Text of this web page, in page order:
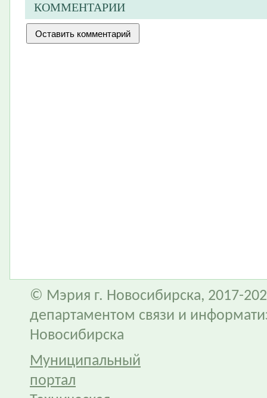
КОММЕНТАРИИ
© Мэрия г. Новосибирска, 2017-
департаментом связи и
Новосибирска
Муниципальный
портал